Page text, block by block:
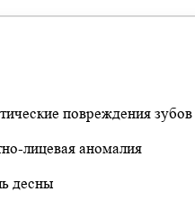
повреждения зубов
лицевая аномалия
десны